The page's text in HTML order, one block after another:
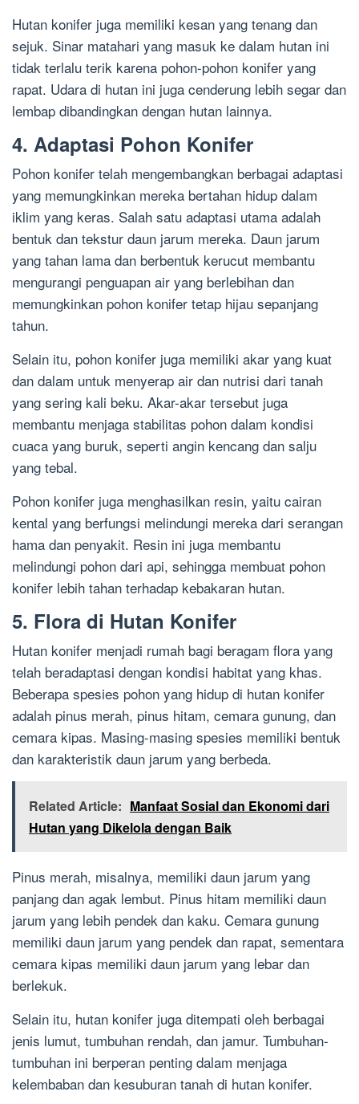
Hutan konifer juga memiliki kesan yang tenang dan
sejuk. Sinar matahari yang masuk ke dalam hutan ini
tidak terlalu terik karena pohon-pohon konifer yang
rapat. Udara di hutan ini juga cenderung lebih segar dan
lembap dibandingkan dengan hutan lainnya.
4. Adaptasi Pohon Konifer
Pohon konifer telah mengembangkan berbagai adaptasi
yang memungkinkan mereka bertahan hidup dalam
iklim yang keras. Salah satu adaptasi utama adalah
bentuk dan tekstur daun jarum mereka. Daun jarum
yang tahan lama dan berbentuk kerucut membantu
mengurangi penguapan air yang berlebihan dan
memungkinkan pohon konifer tetap hijau sepanjang
tahun.
Selain itu, pohon konifer juga memiliki akar yang kuat
dan dalam untuk menyerap air dan nutrisi dari tanah
yang sering kali beku. Akar-akar tersebut juga
membantu menjaga stabilitas pohon dalam kondisi
cuaca yang buruk, seperti angin kencang dan salju
yang tebal.
Pohon konifer juga menghasilkan resin, yaitu cairan
kental yang berfungsi melindungi mereka dari serangan
hama dan penyakit. Resin ini juga membantu
melindungi pohon dari api, sehingga membuat pohon
konifer lebih tahan terhadap kebakaran hutan.
5. Flora di Hutan Konifer
Hutan konifer menjadi rumah bagi beragam flora yang
telah beradaptasi dengan kondisi habitat yang khas.
Beberapa spesies pohon yang hidup di hutan konifer
adalah pinus merah, pinus hitam, cemara gunung, dan
cemara kipas. Masing-masing spesies memiliki bentuk
dan karakteristik daun jarum yang berbeda.
Related Article: Manfaat Sosial dan Ekonomi dari
Hutan yang Dikelola dengan Baik
Pinus merah, misalnya, memiliki daun jarum yang
panjang dan agak lembut. Pinus hitam memiliki daun
jarum yang lebih pendek dan kaku. Cemara gunung
memiliki daun jarum yang pendek dan rapat, sementara
cemara kipas memiliki daun jarum yang lebar dan
berlekuk.
Selain itu, hutan konifer juga ditempati oleh berbagai
jenis lumut, tumbuhan rendah, dan jamur. Tumbuhan-
tumbuhan ini berperan penting dalam menjaga
kelembaban dan kesuburan tanah di hutan konifer.